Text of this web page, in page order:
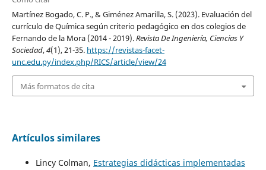
Martínez Bogado, C. P., & Giménez Amarilla, S. (2023). Evaluación del
currículo de Química según criterio pedagógico en dos colegios de
Fernando de la Mora (2014 - 2019).Revista De Ingeniería, Ciencias Y
Sociedad,4(1), 21-35. https://revistas-facet-
unc.edu.py/index.php/RICS/article/view/24
Más formatos de cita
Artículos similares
Lincy Colman, Estrategias didácticas implementadas